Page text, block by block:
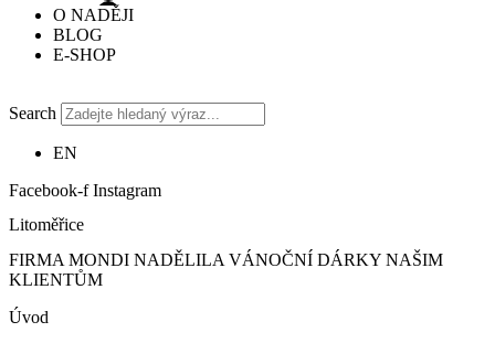
O NADĚJI
BLOG
E-SHOP
Search
EN
Facebook-f Instagram
Litoměřice
FIRMA MONDI NADĚLILA VÁNOČNÍ DÁRKY NAŠIM
KLIENTŮM
Úvod